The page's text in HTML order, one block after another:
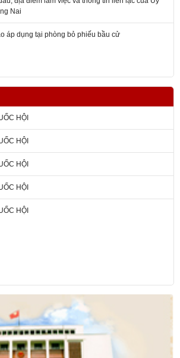
Nai
áp dụng tại phòng bỏ phiếu bầu cử
HỘI
HỘI
HỘI
HỘI
HỘI